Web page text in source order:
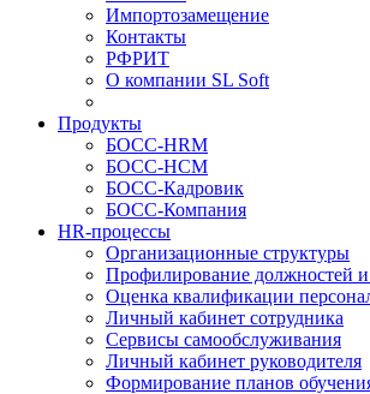
Импортозамещение
Контакты
РФРИТ
О компании SL Soft
Продукты
БОСС-HRM
БОСС-HCM
БОСС-Кадровик
БОСС-Компания
HR-процессы
Организационные структуры
Профилирование должностей
Оценка квалификации
Личный кабинет сотрудника
Сервисы самообслуживания
Личный кабинет руководителя
Формирование планов